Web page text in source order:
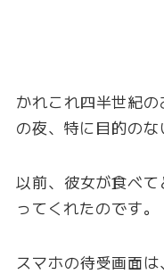
かれこれ四半世紀
の夜、特に目的のな
以前、彼女が食べ
ってくれたのです。
スマホの待受画面